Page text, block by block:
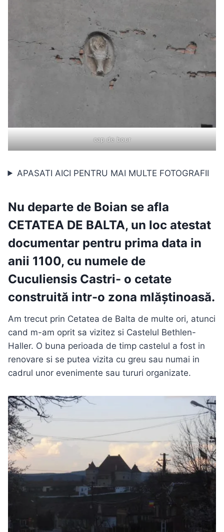
cap de bour
APASATI AICI PENTRU MAI MULTE FOTOGRAFII
Nu departe de Boian se afla
CETATEA DE BALTA,un loc atestat
documentar pentru prima data in
anii 1100, cu numele de
Cuculiensis Castri- o cetate
construită intr-o zona mlăștinoasă.
Am trecut prin Cetatea de Balta de multe ori, atunci
cand m-am oprit sa vizitez si Castelul Bethlen-
Haller. O buna perioada de timp castelul a fost in
renovare si se putea vizita cu greu sau numai in
cadrul unor evenimente sau tururi organizate.